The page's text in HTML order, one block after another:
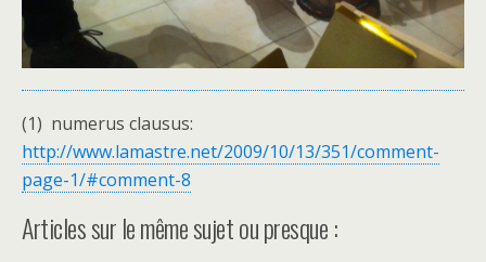
(1) numerus clausus:
http://www.lamastre.net/2009/10/13/351/comment-
page-1/#comment-8
Articles sur le même sujet ou presque :